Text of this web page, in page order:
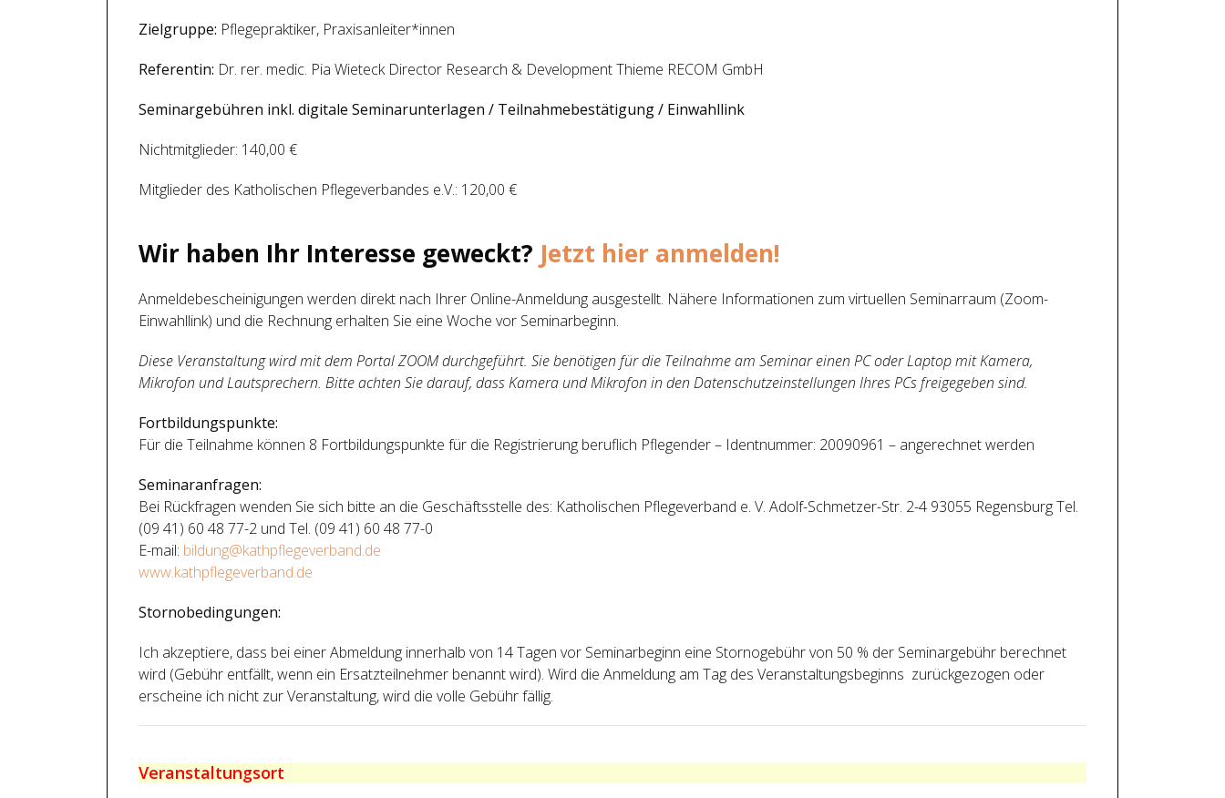
Zielgruppe: Pflegepraktiker, Praxisanleiter*innen
Referentin: Dr. rer. medic. Pia Wieteck Director Research & Development Thieme RECOM GmbH
Seminargebühren inkl. digitale Seminarunterlagen / Teilnahmebestätigung / Einwahllink
Nichtmitglieder: 140,00 €
Mitglieder des Katholischen Pflegeverbandes e.V.: 120,00 €
Wir haben Ihr Interesse geweckt? Jetzt hier anmelden!
Anmeldebescheinigungen werden direkt nach Ihrer Online-Anmeldung ausgestellt. Nähere Informationen zum virtuellen Seminarraum (Zoom-
Einwahllink) und die Rechnung erhalten Sie eine Woche vor Seminarbeginn.
Diese Veranstaltung wird mit dem Portal ZOOM durchgeführt. Sie benötigen für die Teilnahme am Seminar einen PC oder Laptop mit Kamera,
Mikrofon und Lautsprechern. Bitte achten Sie darauf, dass Kamera und Mikrofon in den Datenschutzeinstellungen Ihres PCs freigegeben sind.
Fortbildungspunkte:
Für die Teilnahme können 8 Fortbildungspunkte für die Registrierung beruflich Pflegender – Identnummer: 20090961 – angerechnet werden
Seminaranfragen:
Bei Rückfragen wenden Sie sich bitte an die Geschäftsstelle des: Katholischen Pflegeverband e. V. Adolf-Schmetzer-Str. 2-4 93055 Regensburg Tel.
(09 41) 60 48 77-2 und Tel. (09 41) 60 48 77-0
E-mail: bildung@kathpflegeverband.de
www.kathpflegeverband.de
Stornobedingungen:
Ich akzeptiere, dass bei einer Abmeldung innerhalb von 14 Tagen vor Seminarbeginn eine Stornogebühr von 50 % der Seminargebühr berechnet
wird (Gebühr entfällt, wenn ein Ersatzteilnehmer benannt wird). Wird die Anmeldung am Tag des Veranstaltungsbeginns zurückgezogen oder
erscheine ich nicht zur Veranstaltung, wird die volle Gebühr fällig.
Veranstaltungsort